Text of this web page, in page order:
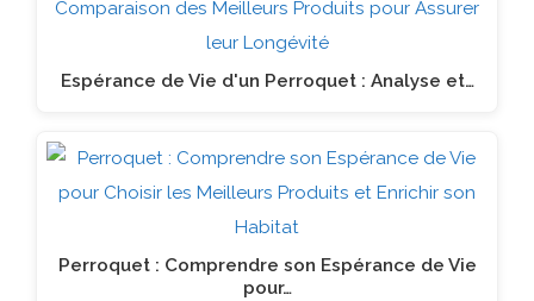
Espérance de Vie d'un Perroquet : Analyse et…
Perroquet : Comprendre son Espérance de Vie
pour…